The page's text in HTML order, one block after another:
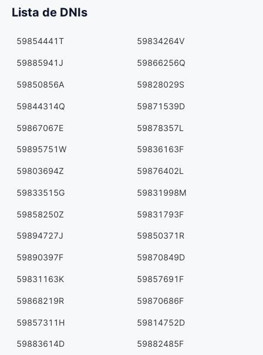
Lista de DNIs
59854441T 59834264V
59885941J 59866256Q
59850856A 59828029S
59844314Q 59871539D
59867067E 59878357L
59895751W 59836163F
59803694Z 59876402L
59833515G 59831998M
59858250Z 59831793F
59894727J 59850371R
59890397F 59870849D
59831163K 59857691F
59868219R 59870686F
59857311H 59814752D
59883614D 59882485F